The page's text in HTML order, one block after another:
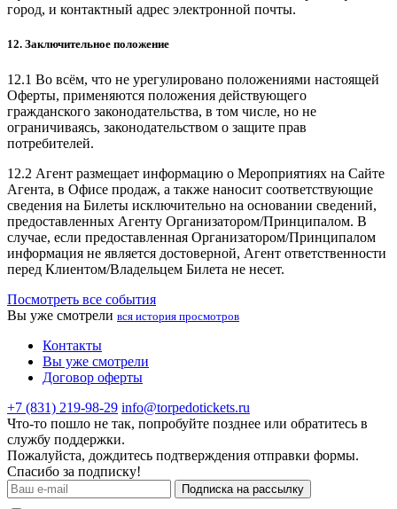
город, и контактный адрес электронной почты.
12. Заключительное положение
12.1 Во всём, что не урегулировано положениями настоящей
Оферты, применяются положения действующего
гражданского законодательства, в том числе, но не
ограничиваясь, законодательством о защите прав
потребителей.
12.2 Агент размещает информацию о Мероприятиях на Сайте
Агента, в Офисе продаж, а также наносит соответствующие
сведения на Билеты исключительно на основании сведений,
предоставленных Агенту Организатором/Принципалом. В
случае, если предоставленная Организатором/Принципалом
информация не является достоверной, Агент ответственности
перед Клиентом/Владельцем Билета не несет.
Посмотреть все события
Вы уже смотрели вся история просмотров
Контакты
Вы уже смотрели
Договор оферты
+7 (831) 219-98-29 info@torpedotickets.ru
Что-то пошло не так, попробуйте позднее или обратитесь в
службу поддержки.
Пожалуйста, дождитесь подтверждения отправки формы.
Спасибо за подписку!
Подписка на рассылку